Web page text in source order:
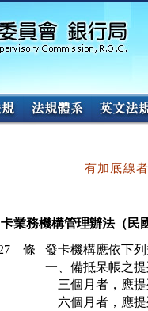
有加底線
業務機構管理辦法（民
條
發卡機構應依下
一、備抵呆帳之
三個月者，應
六個月者，應